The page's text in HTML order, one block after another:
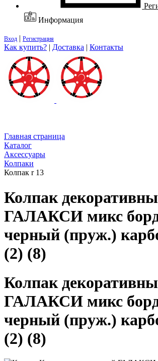
Информация
Вход | Регистрация
Как купить? | Доставка | Контакты
Главная страница
Каталог
Аксессуары
Колпаки
Колпак r 13
Колпак
ГАЛАКСИ микс
черный (пруж.)
(2) (8)
Колпак
ГАЛАКСИ микс
черный (пруж.)
(2) (8)